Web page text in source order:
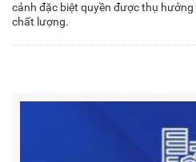
cảnh đặc biệt quyền được thụ
chất lượng.